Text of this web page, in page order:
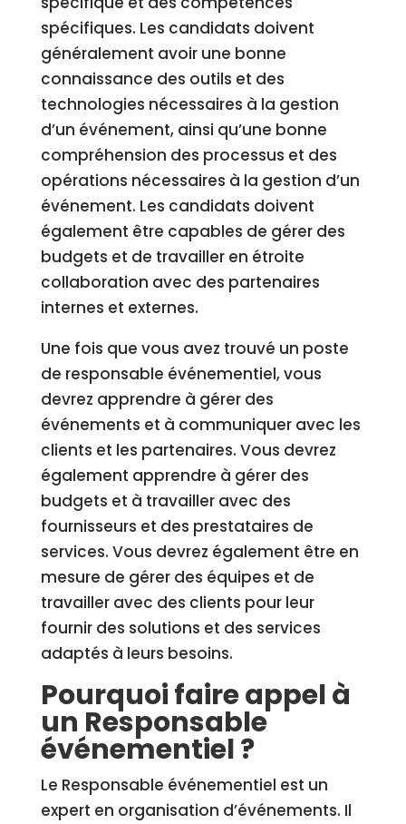
spécifiques. Les candidats doivent
généralement avoir une bonne
connaissance des outils et des
technologies nécessaires à la gestion
d’un événement, ainsi qu’une bonne
compréhension des processus et des
opérations nécessaires à la gestion d’un
événement. Les candidats doivent
également être capables de gérer des
budgets et de travailler en étroite
collaboration avec des partenaires
internes et externes.
Une fois que vous avez trouvé un poste
de responsable événementiel, vous
devrez apprendre à gérer des
événements et à communiquer avec les
clients et les partenaires. Vous devrez
également apprendre à gérer des
budgets et à travailler avec des
fournisseurs et des prestataires de
services. Vous devrez également être en
mesure de gérer des équipes et de
travailler avec des clients pour leur
fournir des solutions et des services
adaptés à leurs besoins.
Pourquoi faire appel à
un Responsable
événementiel ?
Le Responsable événementiel est un
expert en organisation d’événements. Il